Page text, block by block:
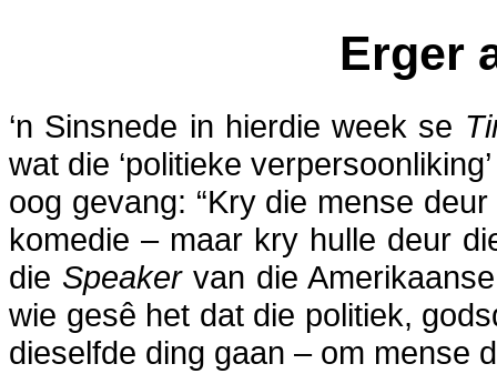
Erger
‘n Sinsnede in hierdie week se
wat die ‘politieke
oog gevang: “Kry die mense
komedie – maar kry hulle deur
die Speakervan die
wie gesê het dat die politiek,
dieselfde ding gaan – om mense